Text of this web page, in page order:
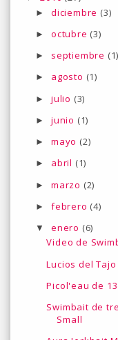
► diciembre (3)
► octubre (3)
► septiembre (1)
► agosto (1)
► julio (3)
► junio (1)
► mayo (2)
► abril (1)
► marzo (2)
► febrero (4)
▼ enero (6)
Video de
Lucios del
Picol'eau de
Swimbait de
Small